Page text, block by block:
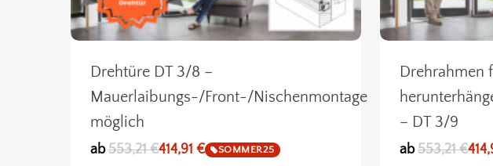
Drehtüre DT 3/8 –
Mauerlaibungs-/Front-/Nischenmontage
möglich
ab 553,21€414,91 € SOMMER25
Drehrahmen
– DT 3/9
ab 553,21€